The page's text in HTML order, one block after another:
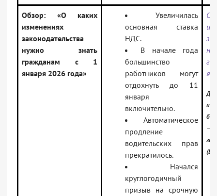
Обзор: «О каких
изменениях
законодательства
нужно знать
гражданам с 1
января 2026 года»
Увеличилась
основная ставка
НДС.
В начале года
большинство
работников могут
отдохнуть до 11
января
включительно.
Автоматическое
продление
водительских прав
прекратилось.
Начался
круглогодичный
призыв на срочную
—